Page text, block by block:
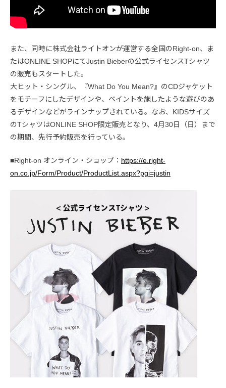
また、同時に株式会社ライトオンが運営する全国のRight-on、ま
たはONLINE SHOPにてJustin Bieberの公式ライセンスTシャツ
の販売もスタートした。
大ヒット・シングル、『What Do You Mean?』のCDジャケット
をモチーフにしたデザインや、ペイントを施したような遊びのあ
るデザインなどがラインナップされている。なお、KIDSサイズ
のTシャツはONLINE SHOP限定販売となり、4月30日（日）まで
の期間、先行予約販売を行っている。
■Right-on オンライン・ショップ： https://e.right-
on.co.jp/Form/Product/ProductList.aspx?pgi=justin